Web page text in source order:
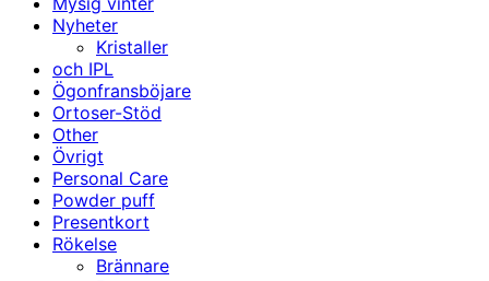
Nyheter
Kristaller
och IPL
Ögonfransböjare
Ortoser-Stöd
Other
Övrigt
Personal Care
Powder puff
Presentkort
Rökelse
Brännare